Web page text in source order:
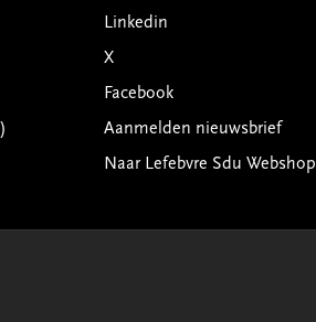
Linkedin
X
Facebook
Aanmelden nieuwsbrief
Naar Lefebvre Sdu Webshop